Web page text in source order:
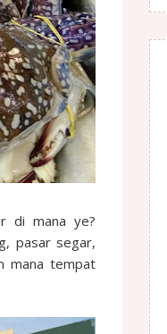
di mana ye?
pasar segar,
mana tempat